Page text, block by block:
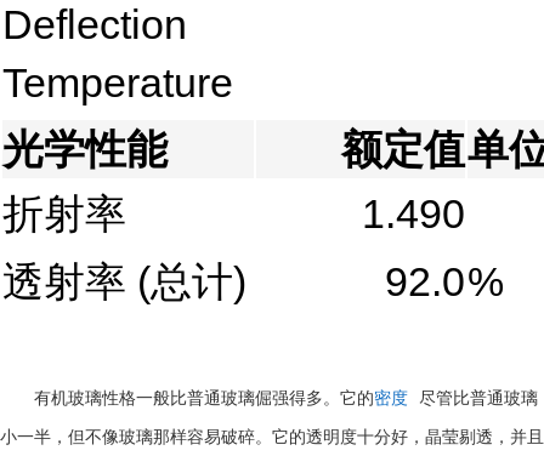
Deflection
Temperature
光学性能
额定值单
折射率
1.490
透射率 (总计) 92.0%
有机玻璃性格一般比普通玻璃倔强得多。它的密度 尽管比普通玻璃
小一半，但不像玻璃那样容易破碎。它的透明度十分好，晶莹剔透，并且